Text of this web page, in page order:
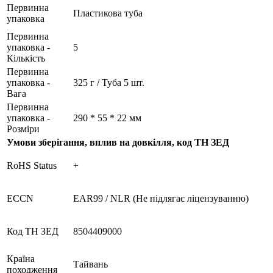
Первинна
упаковка
Пластикова туба
Первинна
упаковка -
Кількість
5
Первинна
упаковка -
Вага
325 г / Туба 5 шт.
Первинна
упаковка -
Розміри
290 * 55 * 22 мм
Умови зберігання, вплив на довкілля, код ТН ЗЕД
RoHS Status +
ECCN EAR99 / NLR (Не підлягає ліцензуванню)
Код ТН ЗЕД 8504409000
Країна
походження
Тайвань